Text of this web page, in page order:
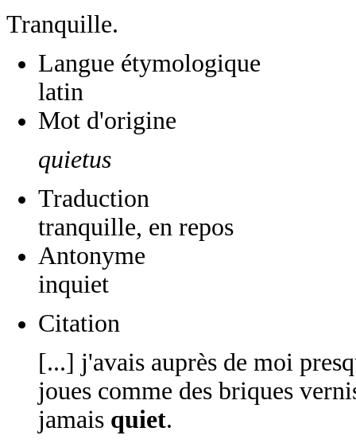
Tranquille.
Langue étymologique
latin
Mot d'origine
quietus
Traduction
tranquille, en repos
Antonyme
inquiet
Citation
[...] j'avais auprès de moi
joues comme des briques
jamais quiet.